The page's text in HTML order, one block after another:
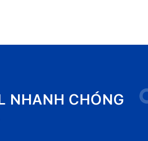
NHANH CHÓNG